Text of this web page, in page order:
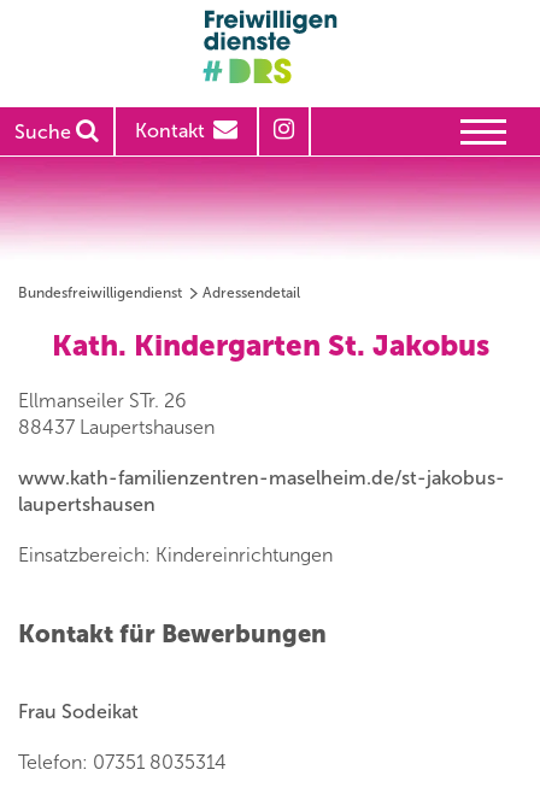
Suche Kontakt
Bundesfreiwilligendienst Adressendetail
Kath. Kindergarten St. Jakobus
Ellmanseiler STr. 26
88437 Laupertshausen
www.kath-familienzentren-maselheim.de/st-jakobus-
laupertshausen
Einsatzbereich: Kindereinrichtungen
Kontakt für Bewerbungen
Frau Sodeikat
Telefon: 07351 8035314